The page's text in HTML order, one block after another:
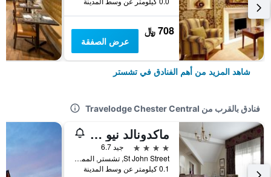
708 ﷼
عرض الصفقة
شاهد المزيد من أهم الفنادق في تشستر
فنادق بالقرب من Travelodge Chester Central
ماكدونالد نيو بلوسومز هوتل، تشيستر
4 نجوم
جيد 6.7
St John Street, تشستر, المملكة المتحدة
0.1 كيلومتر عن وسط المدينة